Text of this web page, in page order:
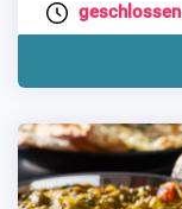
geschlossen